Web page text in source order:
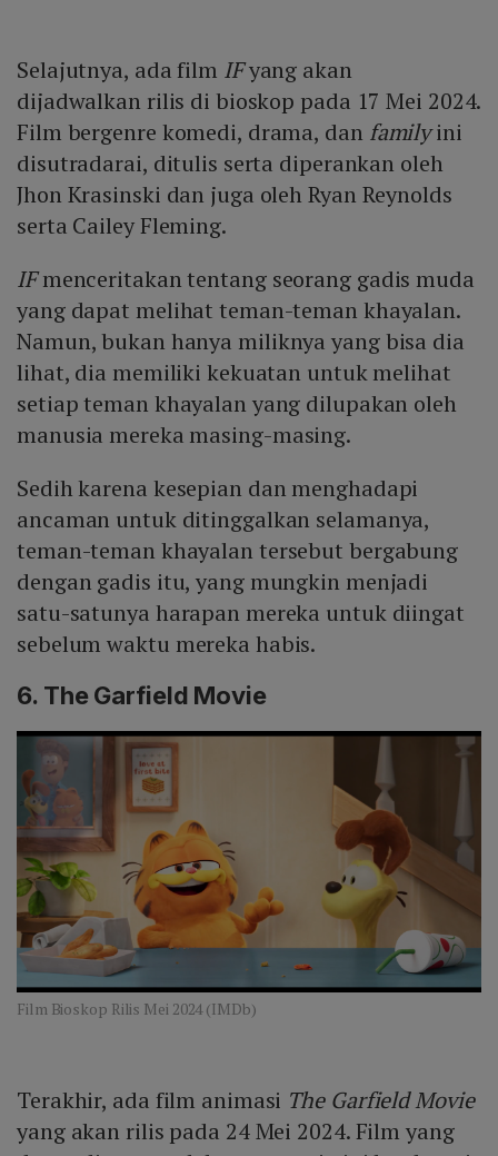
Selajutnya, ada film IFyang akan
dijadwalkan rilis di bioskop pada 17 Mei 2024.
Film bergenre komedi, drama, dan familyini
disutradarai, ditulis serta diperankan oleh
Jhon Krasinski dan juga oleh Ryan Reynolds
serta Cailey Fleming.
IFmenceritakan tentang seorang gadis muda
yang dapat melihat teman-teman khayalan.
Namun, bukan hanya miliknya yang bisa dia
lihat, dia memiliki kekuatan untuk melihat
setiap teman khayalan yang dilupakan oleh
manusia mereka masing-masing.
Sedih karena kesepian dan menghadapi
ancaman untuk ditinggalkan selamanya,
teman-teman khayalan tersebut bergabung
dengan gadis itu, yang mungkin menjadi
satu-satunya harapan mereka untuk diingat
sebelum waktu mereka habis.
6. The Garfield Movie
Film Bioskop Rilis Mei 2024 (IMDb)
Terakhir, ada film animasi The Garfield Movie
yang akan rilis pada 24 Mei 2024. Film yang